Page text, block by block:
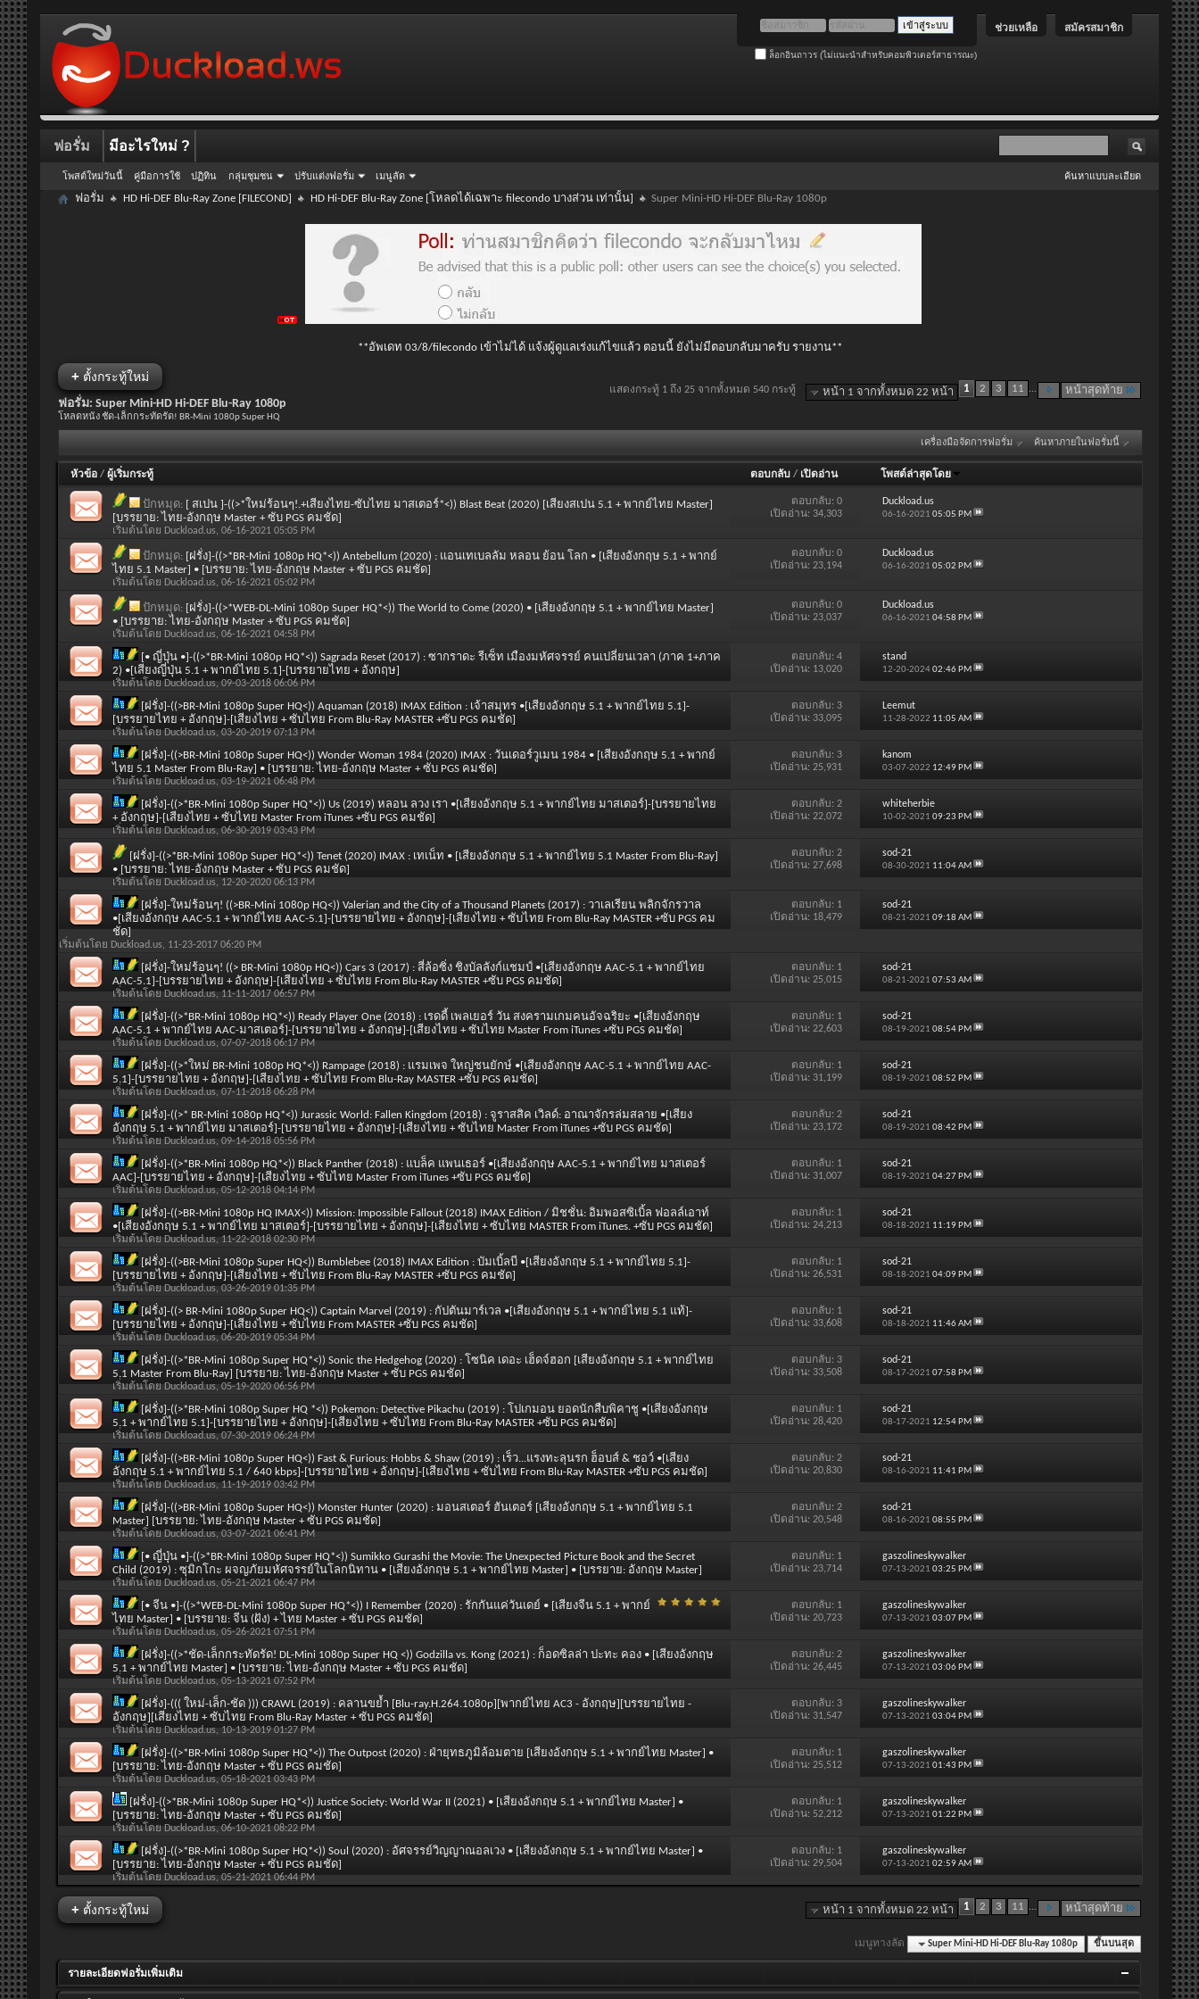
สมัครสมาชิก
ช่วยเหลือ
ล็อกอินถาวร (ไม่แนะนำสำหรับคอมพิวเตอร์สาธารณะ)
ฟอรั่ม
โพสต์ใหม่วันนี้ คู่มือการใช้ ปฏิทิน กลุ่มชุมชน ปรับแต่งฟอรั่ม เมนูลัด
มีอะไรใหม่ ?
ค้นหาแบบละเอียด
ฟอรั่ม HD Hi-DEF Blu-Ray Zone [FILECOND] HD Hi-DEF Blu-Ray Zone [โหลดได้เฉพาะ filecondo บางส่วน เท่านั้น] Super Mini-HD Hi-DEF Blu-Ray 1080p
**อัพเดท 03/8/filecondo เข้าไม่ได้ แจ้งผู้ดูแลเร่งแก้ไขแล้ว ตอนนี้ ยังไม่มีตอบกลับมาครับ รายงาน**
+ ตั้งกระทู้ใหม่
หน้า 1 จากทั้งหมด 22 หน้า 1 2 3 11 ... หน้าสุดท้าย
แสดงกระทู้ 1 ถึง 25 จากทั้งหมด 540 กระทู้
ฟอรั่ม: Super Mini-HD Hi-DEF Blu-Ray 1080p
โหลดหนัง ชัด-เล็กกระทัดรัด! BR-Mini 1080p Super HQ
เครื่องมือจัดการฟอรั่ม ค้นหาภายในฟอรั่มนี้
หัวข้อ / ผู้เริ่มกระทู้ ตอบกลับ / เปิดอ่าน โพสต์ล่าสุดโดย
ปักหมุด: [ สเปน ]-((>*ใหม่ร้อนๆ!.+เสียงไทย-ซับไทย มาสเตอร์*<)) Blast Beat (2020) [เสียงสเปน 5.1 + พากย์ไทย Master]
[บรรยาย: ไทย-อังกฤษ Master + ซับ PGS คมชัด]
เริ่มต้นโดย Duckload.us, 06-16-2021 05:05 PM
ตอบกลับ:0
เปิดอ่าน: 34,303
Duckload.us
06-16-2021 05:05 PM
ปักหมุด: [ฝรั่ง]-((>*BR-Mini 1080p HQ*<)) Antebellum (2020) : แอนเทเบลลัม หลอน ย้อน โลก • [เสียงอังกฤษ 5.1 + พากย์
ไทย 5.1 Master] • [บรรยาย: ไทย-อังกฤษ Master + ซับ PGS คมชัด]
เริ่มต้นโดย Duckload.us, 06-16-2021 05:02 PM
ตอบกลับ:0
เปิดอ่าน: 23,194
Duckload.us
06-16-2021 05:02 PM
ปักหมุด: [ฝรั่ง]-((>*WEB-DL-Mini 1080p Super HQ*<)) The World to Come (2020) • [เสียงอังกฤษ 5.1 + พากย์ไทย Master]
• [บรรยาย: ไทย-อังกฤษ Master + ซับ PGS คมชัด]
เริ่มต้นโดย Duckload.us, 06-16-2021 04:58 PM
ตอบกลับ:0
เปิดอ่าน: 23,037
Duckload.us
06-16-2021 04:58 PM
[• ญี่ปุ่น •]-((>*BR-Mini 1080p HQ*<)) Sagrada Reset (2017) : ซากราดะ รีเซ็ท เมืองมหัศจรรย์ คนเปลี่ยนเวลา (ภาค 1+ภาค
2) •[เสียงญี่ปุ่น 5.1 + พากย์ไทย 5.1]-[บรรยายไทย + อังกฤษ]
เริ่มต้นโดย Duckload.us, 09-03-2018 06:06 PM
ตอบกลับ:4
เปิดอ่าน: 13,020
stand
12-20-202402:46 PM
[ฝรั่ง]-((>BR-Mini 1080p Super HQ<)) Aquaman (2018) IMAX Edition : เจ้าสมุทร •[เสียงอังกฤษ 5.1 + พากย์ไทย 5.1]-
[บรรยายไทย + อังกฤษ]-[เสียงไทย + ซับไทย From Blu-Ray MASTER +ซับ PGS คมชัด]
เริ่มต้นโดย Duckload.us, 03-20-2019 07:13 PM
ตอบกลับ: 3
เปิดอ่าน: 33,095
Leemut
11-28-2022 11:05 AM
[ฝรั่ง]-((>BR-Mini 1080p Super HQ<)) Wonder Woman 1984 (2020) IMAX : วันเดอร์วูเมน 1984 • [เสียงอังกฤษ 5.1 + พากย์
ไทย 5.1 Master From Blu-Ray] • [บรรยาย: ไทย-อังกฤษ Master + ซับ PGS คมชัด]
เริ่มต้นโดย Duckload.us, 03-19-2021 06:48 PM
ตอบกลับ: 3
เปิดอ่าน: 25,931
kanom
03-07-2022 12:49 PM
[ฝรั่ง]-((>*BR-Mini 1080p Super HQ*<)) Us (2019) หลอน ลวง เรา •[เสียงอังกฤษ 5.1 + พากย์ไทย มาสเตอร์]-[บรรยายไทย
+ อังกฤษ]-[เสียงไทย + ซับไทย Master From iTunes +ซับ PGS คมชัด]
เริ่มต้นโดย Duckload.us, 06-30-2019 03:43 PM
ตอบกลับ:2
เปิดอ่าน: 22,072
whiteherbie
10-02-2021 09:23 PM
[ฝรั่ง]-((>*BR-Mini 1080p Super HQ*<)) Tenet (2020) IMAX : เทเน็ท • [เสียงอังกฤษ 5.1 + พากย์ไทย 5.1 Master From Blu-Ray]
• [บรรยาย: ไทย-อังกฤษ Master + ซับ PGS คมชัด]
เริ่มต้นโดย Duckload.us, 12-20-2020 06:13 PM
ตอบกลับ:2
เปิดอ่าน: 27,698
sod-21
08-30-2021 11:04 AM
[ฝรั่ง]-ใหม่ร้อนๆ! ((>BR-Mini 1080p HQ<)) Valerian and the City of a Thousand Planets (2017) : วาเลเรียน พลิกจักรวาล
•[เสียงอังกฤษ AAC-5.1 + พากย์ไทย AAC-5.1]-[บรรยายไทย + อังกฤษ]-[เสียงไทย + ซับไทย From Blu-Ray MASTER +ซับ PGS คม
ชัด]
เริ่มต้นโดย Duckload.us, 11-23-2017 06:20 PM
ตอบกลับ: 1
เปิดอ่าน: 18,479
sod-21
08-21-2021 09:18 AM
[ฝรั่ง]-ใหม่ร้อนๆ! ((> BR-Mini 1080p HQ<)) Cars 3 (2017) : สี่ล้อซิ่ง ชิงบัลลังก์แชมป์ •[เสียงอังกฤษ AAC-5.1 + พากย์ไทย
AAC-5.1]-[บรรยายไทย + อังกฤษ]-[เสียงไทย + ซับไทย From Blu-Ray MASTER +ซับ PGS คมชัด]
เริ่มต้นโดย Duckload.us, 11-11-2017 06:57 PM
ตอบกลับ: 1
เปิดอ่าน: 25,015
sod-21
08-21-2021 07:53 AM
[ฝรั่ง]-((>*BR-Mini 1080p HQ*<)) Ready Player One (2018) : เรดดี้ เพลเยอร์ วัน สงครามเกมคนอัจฉริยะ •[เสียงอังกฤษ
AAC-5.1 + พากย์ไทย AAC-มาสเตอร์]-[บรรยายไทย + อังกฤษ]-[เสียงไทย + ซับไทย Master From iTunes +ซับ PGS คมชัด]
เริ่มต้นโดย Duckload.us, 07-07-2018 06:17 PM
ตอบกลับ: 1
เปิดอ่าน: 22,603
sod-21
08-19-2021 08:54 PM
[ฝรั่ง]-((>*ใหม่ BR-Mini 1080p HQ*<)) Rampage (2018) : แรมเพจ ใหญ่ชนยักษ์ •[เสียงอังกฤษ AAC-5.1 + พากย์ไทย AAC-
5.1]-[บรรยายไทย + อังกฤษ]-[เสียงไทย + ซับไทย From Blu-Ray MASTER +ซับ PGS คมชัด]
เริ่มต้นโดย Duckload.us, 07-11-2018 06:28 PM
ตอบกลับ: 1
เปิดอ่าน: 31,199
sod-21
08-19-2021 08:52 PM
[ฝรั่ง]-((>* BR-Mini 1080p HQ*<)) Jurassic World: Fallen Kingdom (2018) : จูราสสิค เวิลด์: อาณาจักรล่มสลาย •[เสียง
อังกฤษ 5.1 + พากย์ไทย มาสเตอร์]-[บรรยายไทย + อังกฤษ]-[เสียงไทย + ซับไทย Master From iTunes +ซับ PGS คมชัด]
เริ่มต้นโดย Duckload.us, 09-14-2018 05:56 PM
ตอบกลับ:2
เปิดอ่าน: 23,172
sod-21
08-19-2021 08:42 PM
[ฝรั่ง]-((>*BR-Mini 1080p HQ*<)) Black Panther (2018) : แบล็ค แพนเธอร์ •[เสียงอังกฤษ AAC-5.1 + พากย์ไทย มาสเตอร์
AAC]-[บรรยายไทย + อังกฤษ]-[เสียงไทย + ซับไทย Master From iTunes +ซับ PGS คมชัด]
เริ่มต้นโดย Duckload.us, 05-12-2018 04:14 PM
ตอบกลับ: 1
เปิดอ่าน: 31,007
sod-21
08-19-2021 04:27 PM
[ฝรั่ง]-((>BR-Mini 1080p HQ IMAX<)) Mission: Impossible Fallout (2018) IMAX Edition / มิชชั่น: อิมพอสซิเบิ้ล ฟอลล์เอาท์
•[เสียงอังกฤษ 5.1 + พากย์ไทย มาสเตอร์]-[บรรยายไทย + อังกฤษ]-[เสียงไทย + ซับไทย MASTER From iTunes. +ซับ PGS คมชัด]
เริ่มต้นโดย Duckload.us, 11-22-2018 02:30 PM
ตอบกลับ: 1
เปิดอ่าน: 24,213
sod-21
08-18-2021 11:19 PM
[ฝรั่ง]-((>BR-Mini 1080p Super HQ<)) Bumblebee (2018) IMAX Edition : บัมเบิ้ลบี •[เสียงอังกฤษ 5.1 + พากย์ไทย 5.1]-
[บรรยายไทย + อังกฤษ]-[เสียงไทย + ซับไทย From Blu-Ray MASTER +ซับ PGS คมชัด]
เริ่มต้นโดย Duckload.us, 03-26-2019 01:35 PM
ตอบกลับ: 1
เปิดอ่าน: 26,531
sod-21
08-18-2021 04:09 PM
[ฝรั่ง]-((> BR-Mini 1080p Super HQ<)) Captain Marvel (2019) : กัปตันมาร์เวล •[เสียงอังกฤษ 5.1 + พากย์ไทย 5.1 แท้]-
[บรรยายไทย + อังกฤษ]-[เสียงไทย + ซับไทย From MASTER +ซับ PGS คมชัด]
เริ่มต้นโดย Duckload.us, 06-20-2019 05:34 PM
ตอบกลับ: 1
เปิดอ่าน: 33,608
sod-21
08-18-2021 11:46 AM
[ฝรั่ง]-((>*BR-Mini 1080p Super HQ*<)) Sonic the Hedgehog (2020) : โซนิค เดอะ เฮ็ดจ์ฮอก [เสียงอังกฤษ 5.1 + พากย์ไทย
5.1 Master From Blu-Ray] [บรรยาย: ไทย-อังกฤษ Master + ซับ PGS คมชัด]
เริ่มต้นโดย Duckload.us, 05-19-2020 06:56 PM
ตอบกลับ: 3
เปิดอ่าน: 33,508
sod-21
08-17-2021 07:58 PM
[ฝรั่ง]-((>*BR-Mini 1080p Super HQ *<)) Pokemon: Detective Pikachu (2019) : โปเกมอน ยอดนักสืบพิคาชู •[เสียงอังกฤษ
5.1 + พากย์ไทย 5.1]-[บรรยายไทย + อังกฤษ]-[เสียงไทย + ซับไทย From Blu-Ray MASTER +ซับ PGS คมชัด]
เริ่มต้นโดย Duckload.us, 07-30-2019 06:24 PM
ตอบกลับ: 1
เปิดอ่าน: 28,420
sod-21
08-17-2021 12:54 PM
[ฝรั่ง]-((>BR-Mini 1080p Super HQ<)) Fast & Furious: Hobbs & Shaw (2019) : เร็ว...แรงทะลุนรก ฮ็อบส์ & ชอว์ •[เสียง
อังกฤษ 5.1 + พากย์ไทย 5.1 / 640 kbps]-[บรรยายไทย + อังกฤษ]-[เสียงไทย + ซับไทย From Blu-Ray MASTER +ซับ PGS คมชัด]
เริ่มต้นโดย Duckload.us, 11-19-2019 03:42 PM
ตอบกลับ:2
เปิดอ่าน: 20,830
sod-21
08-16-2021 11:41 PM
[ฝรั่ง]-((>BR-Mini 1080p Super HQ<)) Monster Hunter (2020) : มอนสเตอร์ ฮันเตอร์ [เสียงอังกฤษ 5.1 + พากย์ไทย 5.1
Master] [บรรยาย: ไทย-อังกฤษ Master + ซับ PGS คมชัด]
เริ่มต้นโดย Duckload.us, 03-07-2021 06:41 PM
ตอบกลับ:2
เปิดอ่าน: 20,548
sod-21
08-16-2021 08:55 PM
[• ญี่ปุ่น •]-((>*BR-Mini 1080p Super HQ*<)) Sumikko Gurashi the Movie: The Unexpected Picture Book and the Secret
Child (2019) : ซุมิกโกะ ผจญภัยมหัศจรรย์ในโลกนิทาน • [เสียงอังกฤษ 5.1 + พากย์ไทย Master] • [บรรยาย: อังกฤษ Master]
เริ่มต้นโดย Duckload.us, 05-21-2021 06:47 PM
ตอบกลับ: 1
เปิดอ่าน: 23,714
gaszolineskywalker
07-13-2021 03:25 PM
[• จีน •]-((>*WEB-DL-Mini 1080p Super HQ*<)) I Remember (2020) : รักกันแค่วันเดย์ • [เสียงจีน 5.1 + พากย์
ไทย Master] • [บรรยาย: จีน (ฝัง) + ไทย Master + ซับ PGS คมชัด]
เริ่มต้นโดย Duckload.us, 05-26-2021 07:51 PM
ตอบกลับ: 1
เปิดอ่าน: 20,723
gaszolineskywalker
07-13-2021 03:07 PM
[ฝรั่ง]-((>*ชัด-เล็กกระทัดรัด! DL-Mini 1080p Super HQ <)) Godzilla vs. Kong (2021) : ก็อดซิลล่า ปะทะ คอง • [เสียงอังกฤษ
5.1 + พากย์ไทย Master] • [บรรยาย: ไทย-อังกฤษ Master + ซับ PGS คมชัด]
เริ่มต้นโดย Duckload.us, 05-13-2021 07:52 PM
ตอบกลับ:2
เปิดอ่าน: 26,445
gaszolineskywalker
07-13-2021 03:06 PM
[ฝรั่ง]-((( ใหม่-เล็ก-ชัด ))) CRAWL (2019) : คลานขย้ำ [Blu-ray.H.264.1080p][พากย์ไทย AC3 - อังกฤษ][บรรยายไทย -
อังกฤษ][เสียงไทย + ซับไทย From Blu-Ray Master + ซับ PGS คมชัด]
เริ่มต้นโดย Duckload.us, 10-13-2019 01:27 PM
ตอบกลับ: 3
เปิดอ่าน: 31,547
gaszolineskywalker
07-13-2021 03:04 PM
[ฝรั่ง]-((>*BR-Mini 1080p Super HQ*<)) The Outpost (2020) : ฝ่ายุทธภูมิล้อมตาย [เสียงอังกฤษ 5.1 + พากย์ไทย Master] •
[บรรยาย: ไทย-อังกฤษ Master + ซับ PGS คมชัด]
เริ่มต้นโดย Duckload.us, 05-18-2021 03:43 PM
ตอบกลับ: 1
เปิดอ่าน: 25,512
gaszolineskywalker
07-13-2021 01:43 PM
[ฝรั่ง]-((>*BR-Mini 1080p Super HQ*<)) Justice Society: World War II (2021) • [เสียงอังกฤษ 5.1 + พากย์ไทย Master] •
[บรรยาย: ไทย-อังกฤษ Master + ซับ PGS คมชัด]
เริ่มต้นโดย Duckload.us, 06-10-2021 08:22 PM
ตอบกลับ: 1
เปิดอ่าน: 52,212
gaszolineskywalker
07-13-2021 01:22 PM
[ฝรั่ง]-((>*BR-Mini 1080p Super HQ*<)) Soul (2020) : อัศจรรย์วิญญาณอลเวง • [เสียงอังกฤษ 5.1 + พากย์ไทย Master] •
[บรรยาย: ไทย-อังกฤษ Master + ซับ PGS คมชัด]
เริ่มต้นโดย Duckload.us, 05-21-2021 06:44 PM
ตอบกลับ: 1
เปิดอ่าน: 29,504
gaszolineskywalker
07-13-2021 02:59 AM
+ ตั้งกระทู้ใหม่ หน้า 1 จากทั้งหมด 22 หน้า 1 2 3 11 ... หน้าสุดท้าย
เมนูทางลัด Super Mini-HD Hi-DEF Blu-Ray 1080p ขึ้นบนสุด
รายละเอียดฟอรั่มเพิ่มเติม